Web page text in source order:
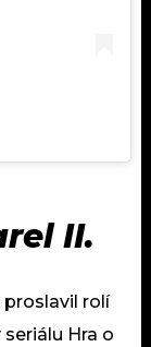
II.
rolí
Hra o